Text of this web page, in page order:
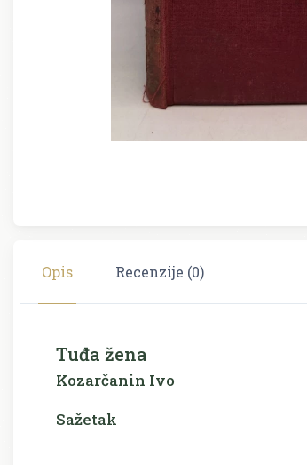
Opis Recenzije (0)
Tuđa žena
Kozarčanin Ivo
Sažetak